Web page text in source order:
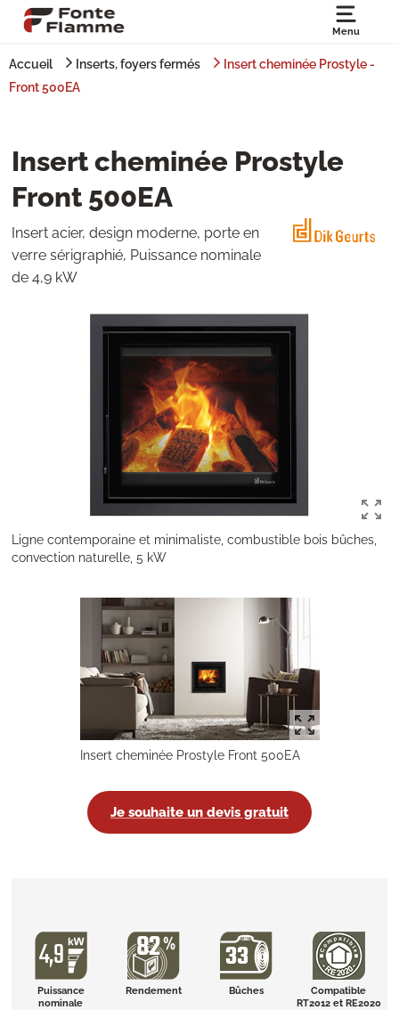
Menu
Accueil Inserts, foyers fermés
Insert cheminée Prostyle -
Front 500EA
Insert cheminée Prostyle
Front 500EA
Insert acier, design moderne, porte en
verre sérigraphié, Puissance nominale
de 4,9 kW
Ligne contemporaine et minimaliste, combustible bois bûches,
convection naturelle, 5 kW
Insert cheminée Prostyle Front 500EA
Je souhaite un devis gratuit
Puissance
nominale
Rendement Bûches
Compatible
RT2012 et RE2020